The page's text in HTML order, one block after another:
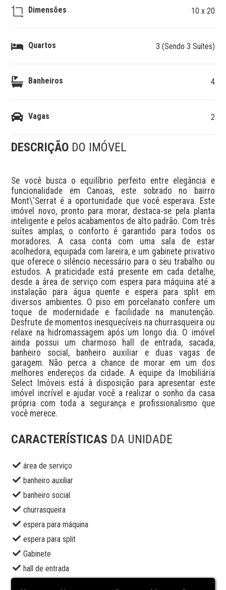
Dimensões 10 x 20
Quartos 3 (Sendo 3 Suítes)
Banheiros 4
Vagas 2
DESCRIÇÃO DO IMÓVEL
Se você busca o equilíbrio perfeito entre elegância e
funcionalidade em Canoas, este sobrado no bairro
Mont\'Serrat é a oportunidade que você esperava. Este
imóvel novo, pronto para morar, destaca-se pela planta
inteligente e pelos acabamentos de alto padrão. Com três
suítes amplas, o conforto é garantido para todos os
moradores. A casa conta com uma sala de estar
acolhedora, equipada com lareira, e um gabinete privativo
que oferece o silêncio necessário para o seu trabalho ou
estudos. A praticidade está presente em cada detalhe,
desde a área de serviço com espera para máquina até a
instalação para água quente e espera para split em
diversos ambientes. O piso em porcelanato confere um
toque de modernidade e facilidade na manutenção.
Desfrute de momentos inesquecíveis na churrasqueira ou
relaxe na hidromassagem após um longo dia. O imóvel
ainda possui um charmoso hall de entrada, sacada,
banheiro social, banheiro auxiliar e duas vagas de
garagem. Não perca a chance de morar em um dos
melhores endereços da cidade. A equipe da Imobiliária
Select Imóveis está à disposição para apresentar este
imóvel incrível e ajudar você a realizar o sonho da casa
própria com toda a segurança e profissionalismo que
você merece.
CARACTERÍSTICAS DA UNIDADE
área de serviço
banheiro auxiliar
banheiro social
churrasqueira
espera para máquina
espera para split
Gabinete
hall de entrada